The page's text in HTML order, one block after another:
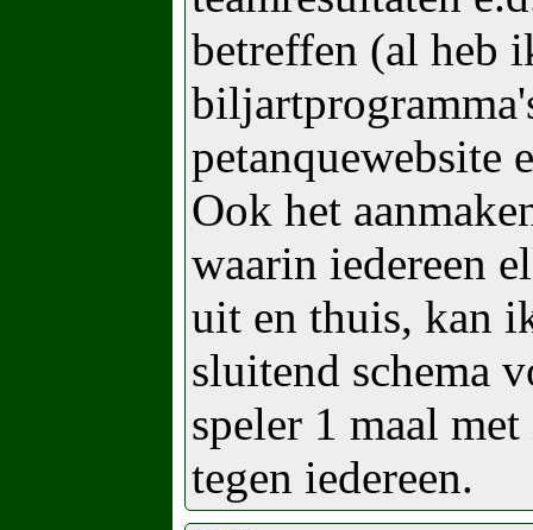
betreffen (al heb
petanquewebsite
Ook het
waarin iedereen
uit en thuis, kan
sluitend schema
speler 1 maal
tegen iedereen.